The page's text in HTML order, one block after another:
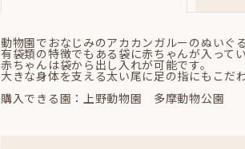
動物園でおなじみのアカカンガルーのぬいぐ
有袋類の特徴でもある袋に赤ちゃんが入ってい
赤ちゃんは袋から出し入れが可能です。
大きな身体を支える太い尾に足の指にもこだ
購入できる園：上野動物園 多摩動物公園